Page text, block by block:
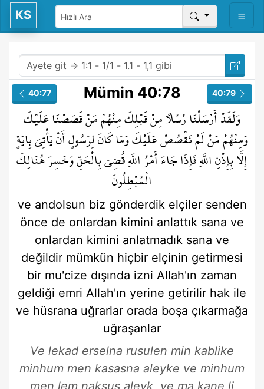
KS
40:77 40:79
Mümin 40:78
وَلَقَدْأَرْسَلْنَارُسُلًامِنْقَبْلِكَمِنْهُمْمَنْقَصَصْنَاعَلَيْكَ
وَمِنْهُمْمَنْلَمْنَقْصُصْعَلَيْكَوَمَاكَانَلِرَسُولٍأَنْيَأْتِيَبِايَةٍ
إِلَّابِإِذْنِاللَّهِفَإِذَاجَاءَأَمْرُاللَّهِقُضِيَبِالْحَقِّوَخَسِرَهُنَالِكَ
الْمُبْطِلُونَ
ve andolsun biz gönderdik elçiler senden
önce de onlardan kimini anlattık sana ve
onlardan kimini anlatmadık sana ve
değildir mümkün hiçbir elçinin getirmesi
bir mu'cize dışında izni Allah'ın zaman
geldiği emri Allah'ın yerine getirilir hak ile
ve hüsrana uğrarlar orada boşa çıkarmağa
uğraşanlar
Ve lekad erselna rusulen min kablike
minhum men kasasna aleyke ve minhum
men lem naksus aleyk, ve ma kane li